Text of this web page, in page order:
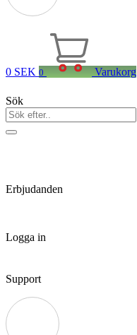
0 SEK 0 Varukorg
Sök
Erbjudanden
Logga in
Support